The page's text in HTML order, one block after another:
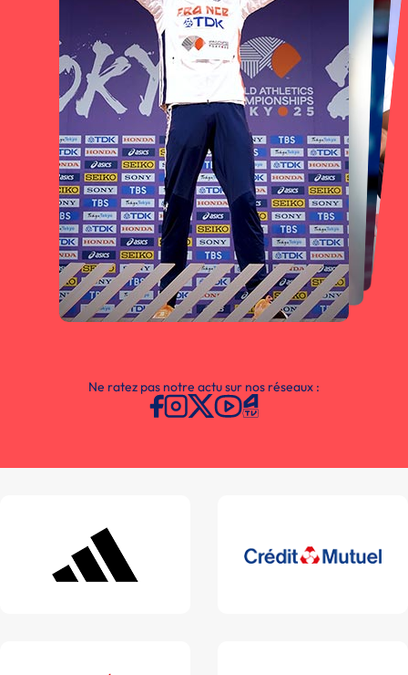
Ne ratez pas notre actu sur nos réseaux :